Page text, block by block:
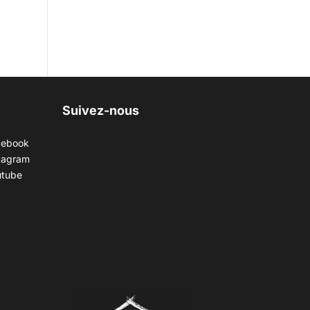
Suivez-nous